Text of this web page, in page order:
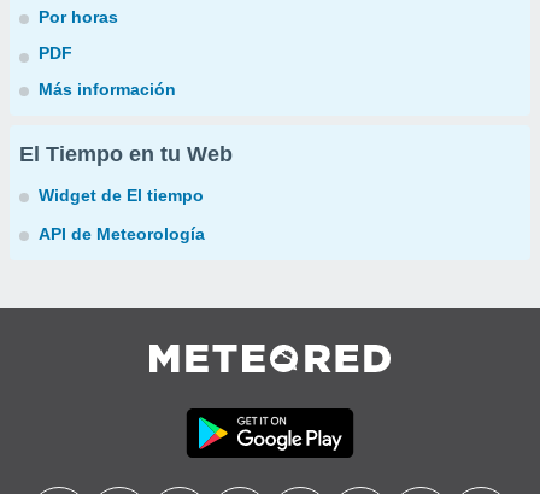
Por horas
PDF
Más información
El Tiempo en tu Web
Widget de El tiempo
API de Meteorología